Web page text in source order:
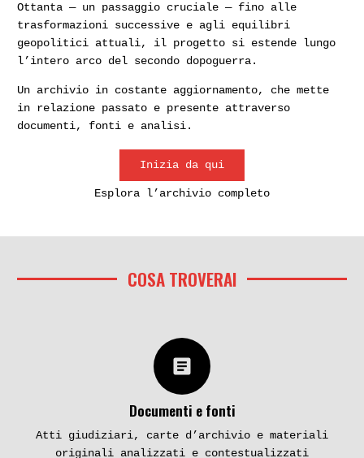
Ottanta — un passaggio cruciale — fino alle
trasformazioni successive e agli equilibri
geopolitici attuali, il progetto si estende lungo
l’intero arco del secondo dopoguerra.
Un archivio in costante aggiornamento, che mette
in relazione passato e presente attraverso
documenti, fonti e analisi.
Inizia da qui
Esplora l’archivio completo
COSA TROVERAI
article
Documenti e fonti
Atti giudiziari, carte d’archivio e materiali
originali analizzati e contestualizzati